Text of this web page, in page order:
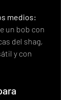
medios:
un bob con
del shag,
y con